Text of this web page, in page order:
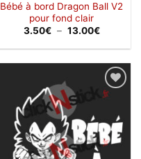
Bébé à bord Dragon Ball V2
pour fond clair
3.50€ – 13.00€Plage
prix :
à
13.00€
Ajouter
wishlist